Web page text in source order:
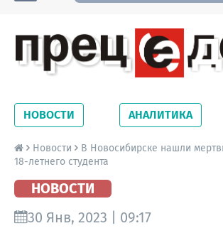
Новосибирской области.
новости на сайте сетевого
Precedent.
НОВОСТИ АНАЛИТИКА
Новости
В Новосибирске нашли
18-летнего студента
НОВОСТИ
30 Янв, 2023 | 09:17